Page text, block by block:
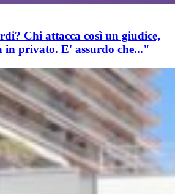
Chi attacca così un giudice,
in privato. E' assurdo che..."